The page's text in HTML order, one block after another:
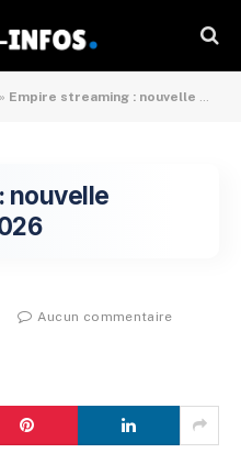
» Empire streaming : nouvelle adresse de mai 2026
nouvelle
Aucun commentaire